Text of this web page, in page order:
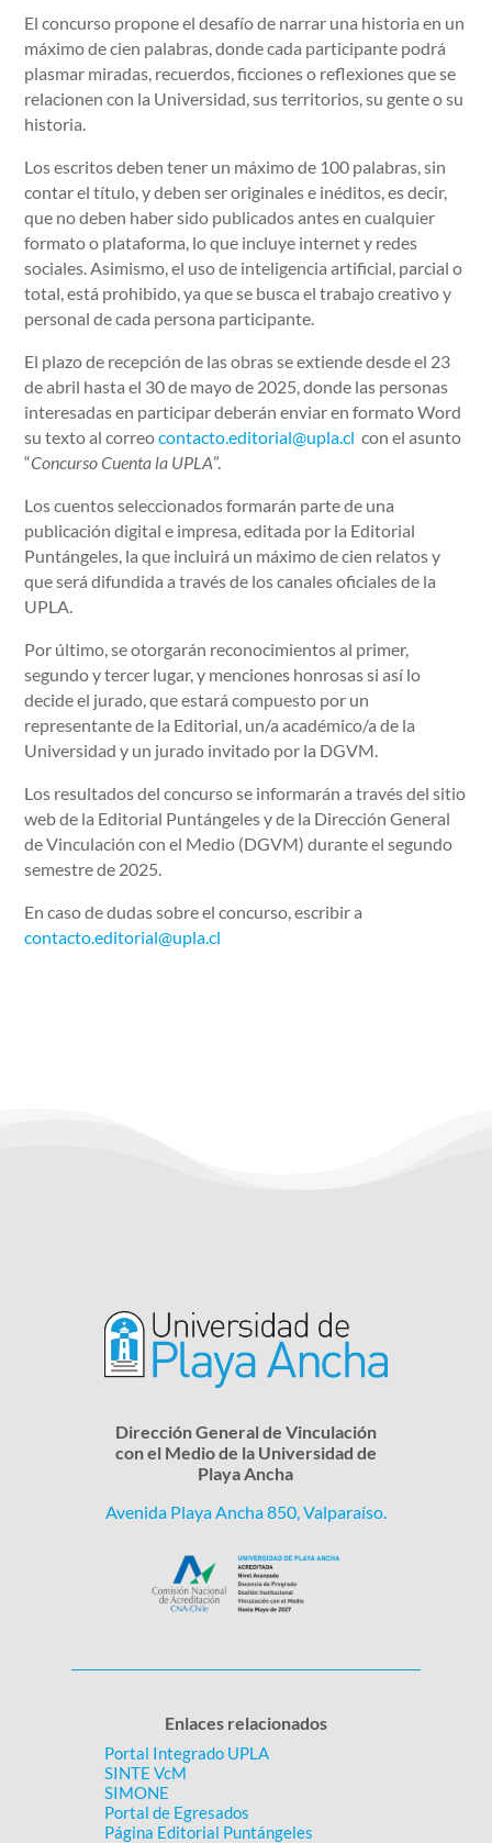
El concurso propone el desafío de narrar una historia en un
máximo de cien palabras, donde cada participante podrá
plasmar miradas, recuerdos, ficciones o reflexiones que se
relacionen con la Universidad, sus territorios, su gente o su
historia.
Los escritos deben tener un máximo de 100 palabras, sin
contar el título, y deben ser originales e inéditos, es decir,
que no deben haber sido publicados antes en cualquier
formato o plataforma, lo que incluye internet y redes
sociales. Asimismo, el uso de inteligencia artificial, parcial o
total, está prohibido, ya que se busca el trabajo creativo y
personal de cada persona participante.
El plazo de recepción de las obras se extiende desde el 23
de abril hasta el 30 de mayo de 2025, donde las personas
interesadas en participar deberán enviar en formato Word
su texto al correocontacto.editorial@upla.cl con el asunto
“Concurso Cuenta la UPLA”.
Los cuentos seleccionados formarán parte de una
publicación digital e impresa, editada por la Editorial
Puntángeles, la que incluirá un máximo de cien relatos y
que será difundida a través de los canales oficiales de la
UPLA.
Por último, se otorgarán reconocimientos al primer,
segundo y tercer lugar, y menciones honrosas si así lo
decide el jurado, que estará compuesto por un
representante de la Editorial, un/a académico/a de la
Universidad y un jurado invitado por la DGVM.
Los resultados del concurso se informarán a través del sitio
web de la Editorial Puntángeles y de la Dirección General
de Vinculación con el Medio (DGVM) durante el segundo
semestre de 2025.
En caso de dudas sobre el concurso, escribir a
contacto.editorial@upla.cl
Dirección General de Vinculación
con el Medio de la Universidad de
Playa Ancha
Avenida Playa Ancha 850, Valparaíso.
Enlaces relacionados
Portal Integrado UPLA
SINTE VcM
SIMONE
Portal de Egresados
Página Editorial Puntángeles